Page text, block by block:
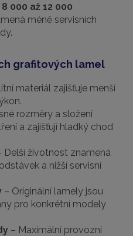
8 000 až 12 000
méně servisních
grafitových lamel
materiál zajišťuje menší
rozměry a složení
a zajišťují hladký chod
Delší životnost znamená
a nižší servisní
– Originální lamely jsou
pro konkrétní modely
– Maximální provozní